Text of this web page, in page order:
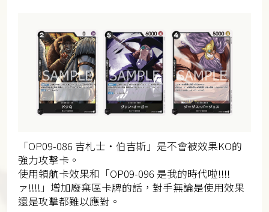
「OP09-086 吉札士・伯吉斯」是不會被效果KO的
強力攻擊卡。
使用領航卡效果和「OP09-096 是我的時代啦!!!!
ァ!!!!」增加廢棄區卡牌的話，對手無論是使用效果
還是攻擊都難以應對。